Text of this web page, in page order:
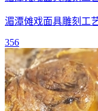
湄潭傩戏面具雕刻工
356